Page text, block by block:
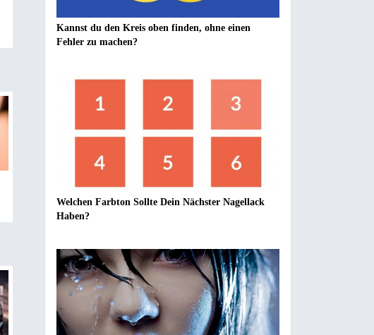
Kannst du den Kreis oben finden, ohne einen
Fehler zu machen?
Welchen Farbton Sollte Dein Nächster Nagellack
Haben?